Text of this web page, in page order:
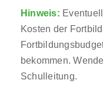
Hinweis:
Kosten der
bekommen.
Schulleitung.